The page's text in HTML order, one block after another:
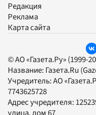
Редакция
Реклама
Карта сайта
© АО «Газета.Ру» (1999-
Название: Газета.Ru
Учредитель:АО
7743625728
Адрес учредителя: